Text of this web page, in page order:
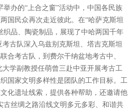
办的“上合之窗”活动中，中国各民族
国民众再次走近彼此。在“哈萨克斯坦
品、陶瓷制品，展现了中哈两国千年
古队深入乌兹别克斯坦、塔吉克斯坦
合考古队，到费尔干纳盆地考古中、
学副教授任萌曾三赴中亚开展考古工
国家文明多样性是团队的工作目标。工
化遗址线索，提供各种帮助，还邀请他
丝绸之路沿线文明多元多彩、和谐共